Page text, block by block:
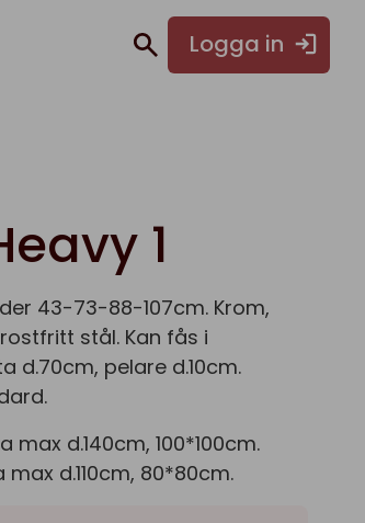
Logga in
1
43-73-88-107cm. Krom,
stål. Kan fås i
d.70cm, pelare d.10cm.
d.140cm, 100*100cm.
d.110cm, 80*80cm.